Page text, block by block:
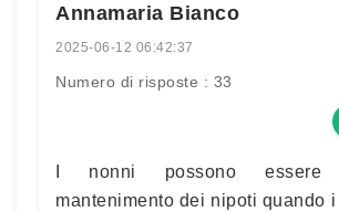
Annamaria Bianco
2025-06-12 06:42:37
Numero di risposte : 33
I nonni possono
mantenimento dei nipoti quando